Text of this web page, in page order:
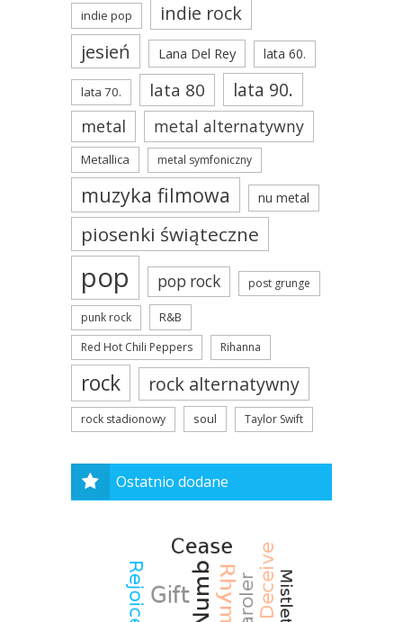
indie pop indie rock
jesień Lana Del Rey lata 60.
lata 70. lata 80 lata 90.
metal metal alternatywny
Metallica metal symfoniczny
muzyka filmowa nu metal
piosenki świąteczne
pop pop rock post grunge
punk rock R&B
Red Hot Chili Peppers Rihanna
rock rock alternatywny
rock stadionowy soul Taylor Swift
Ostatnio dodane